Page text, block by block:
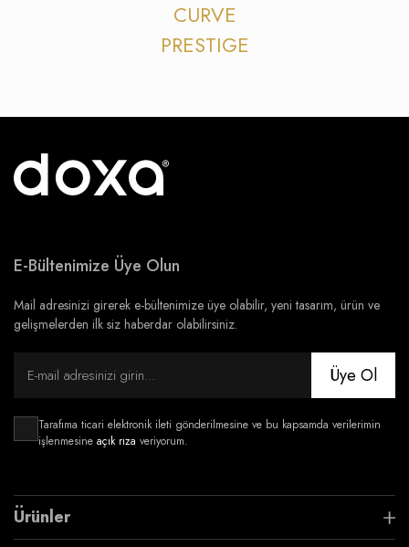
CURVE
PRESTIGE
E-Bültenimize Üye Olun
Mail adresinizi girerek e-bültenimize üye olabilir, yeni tasarım, ürün ve
gelişmelerden ilk siz haberdar olabilirsiniz.
Üye Ol
Tarafıma ticari elektronik ileti gönderilmesine ve bu kapsamda verilerimin
işlenmesine açık rıza veriyorum.
Ürünler